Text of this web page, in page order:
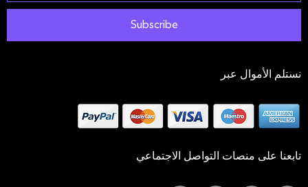
Subscribe
نستلم الأموال عبر
تابعنا على منصات التواصل الاجتماعي